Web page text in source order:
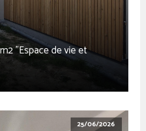
"Espace de vie et
25/06/2026